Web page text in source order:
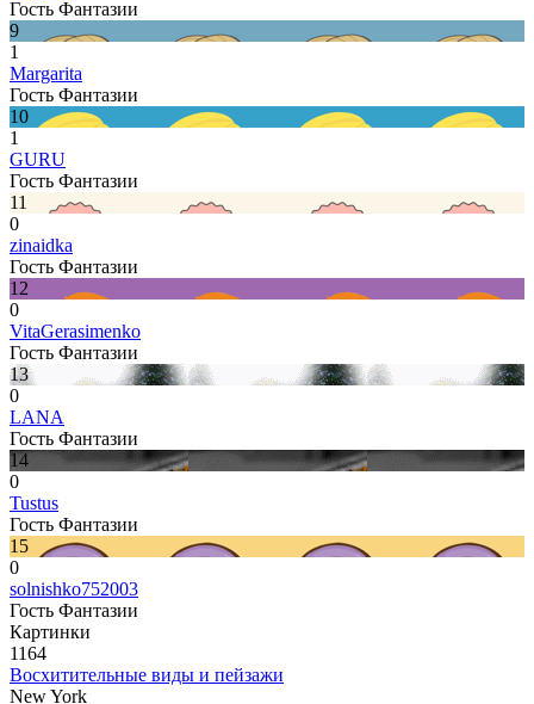
Гость Фантазии
9
1
Margarita
Гость Фантазии
10
1
GURU
Гость Фантазии
11
0
zinaidka
Гость Фантазии
12
0
VitaGerasimenko
Гость Фантазии
13
0
LANA
Гость Фантазии
14
0
Tustus
Гость Фантазии
15
0
solnishko752003
Гость Фантазии
Картинки
1164
Восхитительные виды и пейзажи
New York